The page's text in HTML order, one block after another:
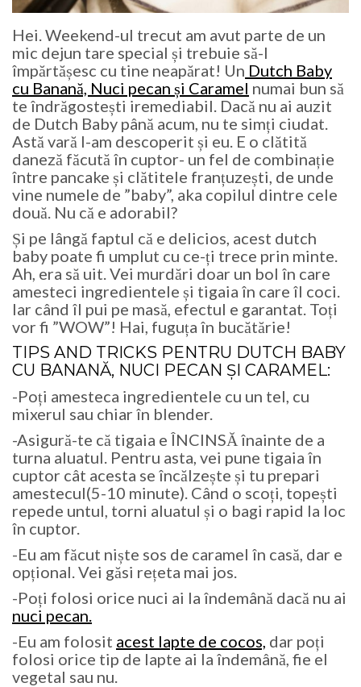
Hei. Weekend-ul trecut am avut parte de un
mic dejun tare special și trebuie să-l
împărtășesc cu tine neapărat! Un Dutch Baby
cu Banană, Nuci pecan și Caramel numai bun să
te îndrăgostești iremediabil. Dacă nu ai auzit
de Dutch Baby până acum, nu te simți ciudat.
Astă vară l-am descoperit și eu. E o clătită
daneză făcută în cuptor- un fel de combinație
între pancake și clătitele franțuzești, de unde
vine numele de ”baby”, aka copilul dintre cele
două. Nu că e adorabil?
Și pe lângă faptul că e delicios, acest dutch
baby poate fi umplut cu ce-ți trece prin minte.
Ah, era să uit. Vei murdări doar un bol în care
amesteci ingredientele și tigaia în care îl coci.
Iar când îl pui pe masă, efectul e garantat. Toți
vor fi ”WOW”! Hai, fuguța în bucătărie!
TIPS AND TRICKS PENTRU DUTCH BABY
CU BANANĂ, NUCI PECAN ȘI CARAMEL:
-Poți amesteca ingredientele cu un tel, cu
mixerul sau chiar în blender.
-Asigură-te că tigaia e ÎNCINSĂ înainte de a
turna aluatul. Pentru asta, vei pune tigaia în
cuptor cât acesta se încălzește și tu prepari
amestecul(5-10 minute). Când o scoți, topești
repede untul, torni aluatul și o bagi rapid la loc
în cuptor.
-Eu am făcut niște sos de caramel în casă, dar e
opțional. Vei găsi rețeta mai jos.
-Poți folosi orice nuci ai la îndemână dacă nu ai
nuci pecan.
-Eu am folosit acest lapte de cocos, dar poți
folosi orice tip de lapte ai la îndemână, fie el
vegetal sau nu.